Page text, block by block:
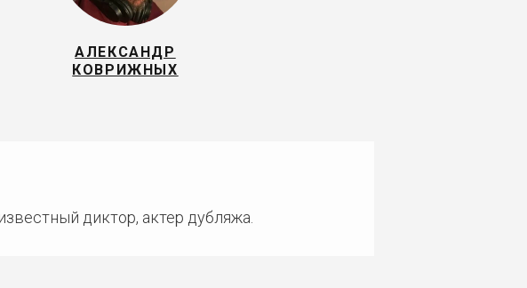
АЛЕКСАНДР
КОВРИЖНЫХ
диктор, актер дубляжа.